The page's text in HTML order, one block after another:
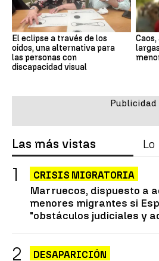
El eclipse a través de los
oídos, una alternativa para
las personas con
discapacidad visual
Las más vistas
CRISIS MIGRATORIA
Marruecos, dispuesto a
menores migrantes si
"obstáculos judiciales y
DESAPARICIÓN